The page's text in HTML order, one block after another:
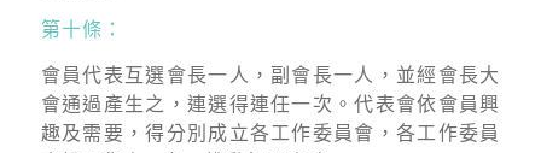
第十條：
會員代表互選會長一人，副會長一人，並經會長大
會通過產生之，連選得連任一次。代表會依會員興
趣及需要，得分別成立各工作委員會，各工作委員